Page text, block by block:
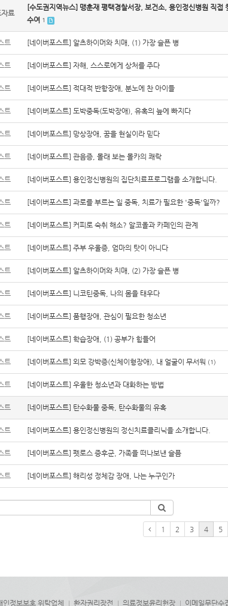
료
[수도권지역뉴스] 맹훈재 평택경찰서장, 보건소, 용인정신병원 직접
수여 1
트 [네이버포스트] 알츠하이머와 치매, (1) 가장 슬픈 병
트 [네이버포스트] 자해, 스스로에게 상처를 주다
트 [네이버포스트] 적대적 반항장애, 분노에 찬 아이들
트 [네이버포스트] 도박중독(도박장애), 유혹의 늪에 빠지다
트 [네이버포스트] 망상장애, 꿈을 현실이라 믿다
트 [네이버포스트] 관음증, 몰래 보는 몰카의 쾌락
트 [네이버포스트] 용인정신병원의 집단치료프로그램을 소개합니다.
트 [네이버포스트] 과로를 부르는 일 중독, 치료가 필요한 '중독'일까?
트 [네이버포스트] 커피로 숙취 해소? 알코올과 카페인의 관계
트 [네이버포스트] 주부 우울증, 엄마의 탓이 아니다
트 [네이버포스트] 알츠하이머와 치매, (2) 가장 슬픈 병
트 [네이버포스트] 니코틴중독, 나의 몸을 태우다
트 [네이버포스트] 품행장애, 관심이 필요한 청소년
트 [네이버포스트] 학습장애, (1) 공부가 힘들어
트 [네이버포스트] 외모 강박증(신체이형장애), 내 얼굴이 무서워 (1)
트 [네이버포스트] 우울한 청소년과 대화하는 방법
트 [네이버포스트] 탄수화물 중독, 탄수화물의 유혹
트 [네이버포스트] 용인정신병원의 정신치료클리닉을 소개합니다.
트 [네이버포스트] 펫로스 증후군, 가족을 떠나보낸 슬픔
트 [네이버포스트] 해리성 정체감 장애, 나는 누구인가
1 2 3 4 5
인정보보호 위탁업체 환자권리장전 의료정보윤리헌장 이메일무단수